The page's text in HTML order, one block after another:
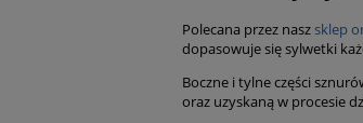
Polecana przez naszsklep
dopasowuje się sylwetki
Boczne i tylne części
oraz uzyskaną w procesie